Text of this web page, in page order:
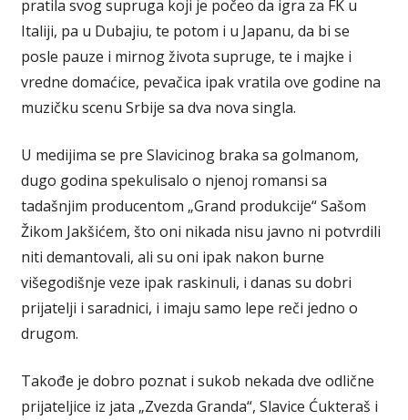
pratila svog supruga koji je počeo da igra za FK u
Italiji, pa u Dubajiu, te potom i u Japanu, da bi se
posle pauze i mirnog života supruge, te i majke i
vredne domaćice, pevačica ipak vratila ove godine na
muzičku scenu Srbije sa dva nova singla.
U medijima se pre Slavicinog braka sa golmanom,
dugo godina spekulisalo o njenoj romansi sa
tadašnjim producentom „Grand produkcije“ Sašom
Žikom Jakšićem, što oni nikada nisu javno ni potvrdili
niti demantovali, ali su oni ipak nakon burne
višegodišnje veze ipak raskinuli, i danas su dobri
prijatelji i saradnici, i imaju samo lepe reči jedno o
drugom.
Takođe je dobro poznat i sukob nekada dve odlične
prijateljice iz jata „Zvezda Granda“, Slavice Ćukteraš i